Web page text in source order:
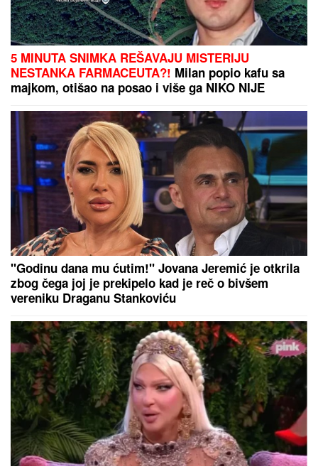
5 MINUTA SNIMKA REŠAVAJU MISTERIJU
NESTANKA FARMACEUTA?! Milan popio kafu sa
majkom, otišao na posao i više ga NIKO NIJE
"Godinu dana mu ćutim!" Jovana Jeremić je otkrila
zbog čega joj je prekipelo kad je reč o bivšem
vereniku Draganu Stankoviću